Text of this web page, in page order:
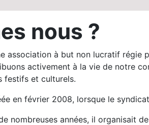
nous ?
association à but non lucratif régie
activement à la vie de notre
festifs et culturels.
en février 2008, lorsque le
nombreuses années, il organisait